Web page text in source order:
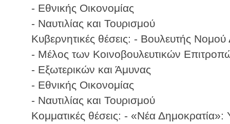
- Εθνικής Οικονομίας
- Ναυτιλίας και Τουρισμού
Κυβερνητικές θέσεις: - Βουλευτής
- Μέλος των Κοινοβουλευτικών
- Εξωτερικών και Άμυνας
- Εθνικής Οικονομίας
- Ναυτιλίας και Τουρισμού
Κομματικές θέσεις: - «Νέα